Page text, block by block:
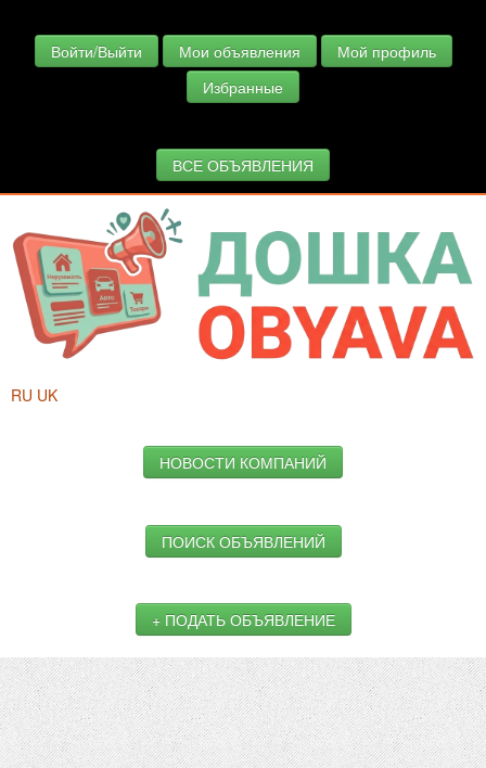
Войти/Выйти Мои объявления
Мой профиль
Избранные
ВСЕ ОБЪЯВЛЕНИЯ
RU UK
НОВОСТИ КОМПАНИЙ
ПОИСК ОБЪЯВЛЕНИЙ
+ ПОДАТЬ ОБЪЯВЛЕНИЕ